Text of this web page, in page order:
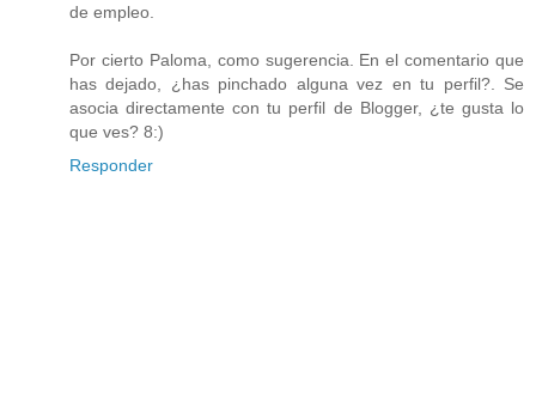
de empleo.
Por cierto Paloma, como sugerencia. En el comentario que
has dejado, ¿has pinchado alguna vez en tu perfil?. Se
asocia directamente con tu perfil de Blogger, ¿te gusta lo
que ves? 8:)
Responder